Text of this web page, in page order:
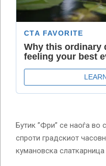
Бутик ”Фри” се наоѓа во
спроти градскиот
кумановска слаткарница